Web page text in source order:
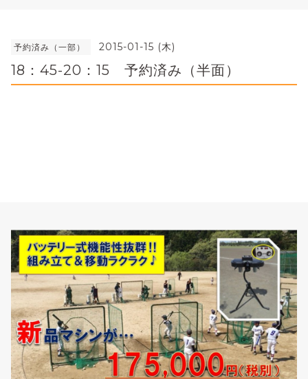
予約済み（一部） 2015-01-15 (木)
18：45-20：15 予約済み（半面）